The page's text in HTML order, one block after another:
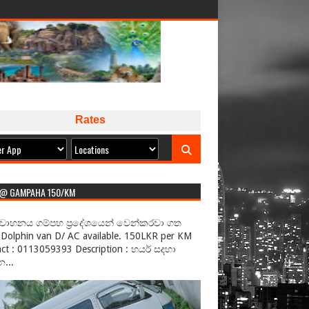
Rates
GAMPAHA 150/KM
ගම්පහ ප්‍රදේශයෙන් වෙන්කරවා ගත
van D/ AC available. 150LKR per KM
: 0113059393 Description : හයර් සදහා